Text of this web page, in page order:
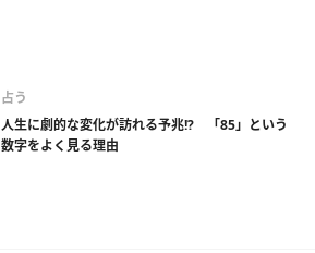
占う
人生に劇的な変化が訪れる予兆!? 「85」という
数字をよく見る理由